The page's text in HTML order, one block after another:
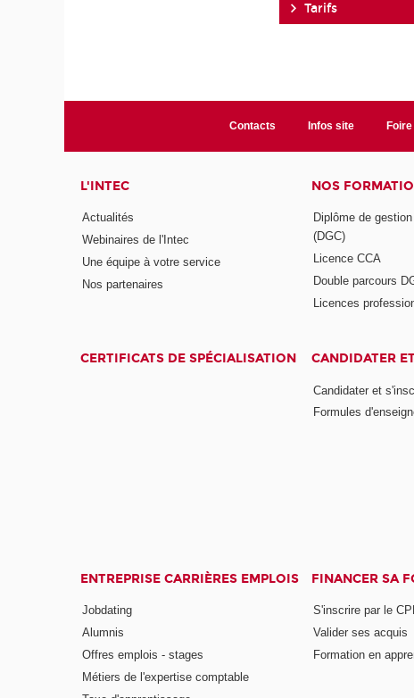
Tarifs
Contacts Infos site
L'INTEC
Actualités
Webinaires de l'Intec
Une équipe à votre service
Nos partenaires
NOS
Diplôme de
(DGC)
Licence CCA
Double parcours
Licences
CERTIFICATS DE SPÉCIALISATION CANDIDATER
Candidater et
Formules
ENTREPRISE CARRIÈRES EMPLOIS
Jobdating
Alumnis
Offres emplois - stages
Métiers de l'expertise comptable
FINANCER SA
S'inscrire par le
Valider ses acquis
Formation en